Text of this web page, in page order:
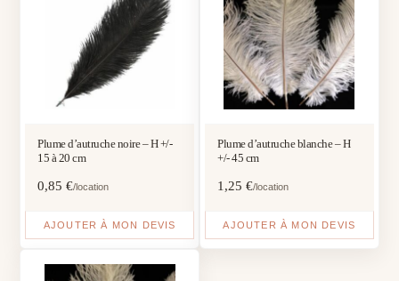
Plume d’autruche noire – H +/-
15 à 20 cm
0,85€/location
AJOUTER À MON DEVIS
Plume d’autruche blanche – H
+/- 45 cm
1,25 €/location
AJOUTER À MON DEVIS